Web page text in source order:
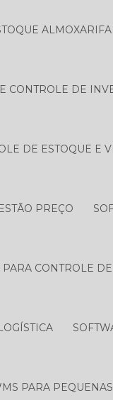
CONTROLE DE
DE ESTOQUE E
PREÇO
PARA CONTROLE
PARA